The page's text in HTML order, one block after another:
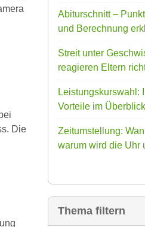
Die
Abiturschnitt –
und Berechnung
Streit unter
reagieren Eltern
Leistungskurswahl:
Vorteile im Überblick
Zeitumstellung:
warum wird die Uhr
Thema filtern